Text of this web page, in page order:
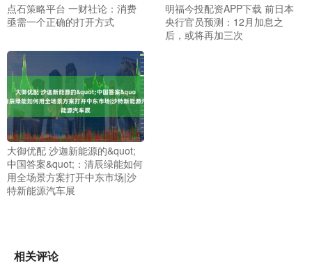
点石策略平台 一财社论：消费
亟需一个正确的打开方式
明福今投配资APP下载 前日本
央行官员预测：12月加息之
后，或将再加三次
大御优配 沙迦新能源的&quot;
中国答案&quot;：清辰绿能如何
用全场景方案打开中东市场|沙
特新能源汽车展
相关评论